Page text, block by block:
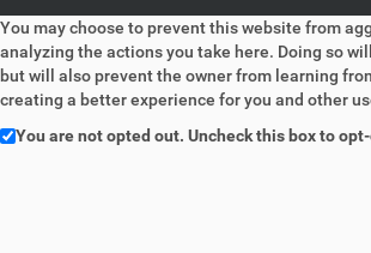
You may choose to prevent this website from
analyzing the actions you take here. Doing so
but will also prevent the owner from learning
creating a better experience for you and other
You are not opted out. Uncheck this box to